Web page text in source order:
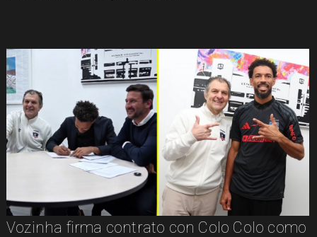
Vozinha firma contrato con Colo Colo como